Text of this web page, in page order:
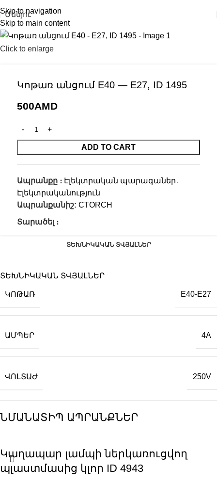
Skip to navigation
Skip to main content
Մենյու
Click to enlarge
Կոթառ անցում E40 — E27, ID 1495
500AMD
ADD TO CART
Ապրանքը ։ Էլեկտրական պարագաներ ,
Էլեկտրականություն
Ապրանքանիշ: CTORCH
Տարածել ։
ՏԵԽՆԻԿԱԿԱՆ ՏՎՅԱԼՆԵՐ
ՏԵԽՆԻԿԱԿԱՆ ՏՎՅԱԼՆԵՐ
ԿՈԹԱՌ E40-E27
ԱՄՊԵՐ 4A
ՎՈԼՏԱԺ 250V
ՆՄԱՆԱՏԻՊ ԱՊՐԱՆՔՆԵՐ
Կաղապար լամպի ներկառուցվող
պլաստմասից կլոր ID 4943